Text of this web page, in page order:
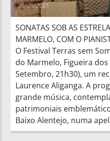
30/08/2021
SONATAS SOB AS
MARMELO, COM O
O Festival Terras sem
do Marmelo, Figueira dos
Setembro, 21h30), um
Laurence Aliganga. A
grande música,
patrimoniais
Baixo Alentejo, numa